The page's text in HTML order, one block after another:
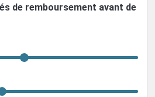
de remboursement avant de